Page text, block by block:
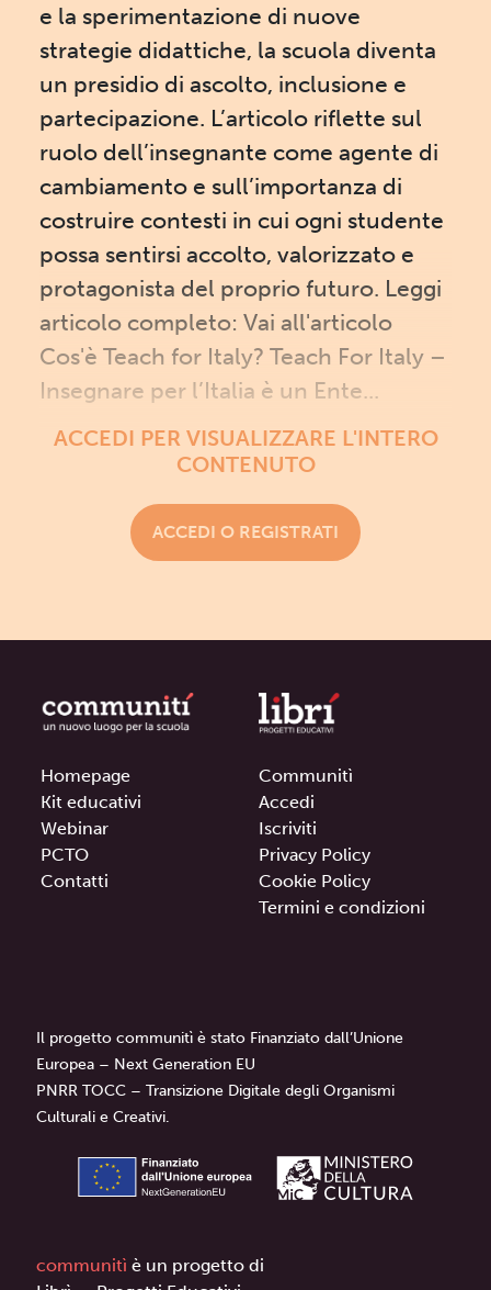
e la sperimentazione di nuove
strategie didattiche, la scuola diventa
un presidio di ascolto, inclusione e
partecipazione. L’articolo riflette sul
ruolo dell’insegnante come agente di
cambiamento e sull’importanza di
costruire contesti in cui ogni studente
possa sentirsi accolto, valorizzato e
protagonista del proprio futuro. Leggi
articolo completo: Vai all'articolo
Cos'è Teach for Italy? Teach For Italy –
Insegnare per l’Italia è un Ente...
ACCEDI PER VISUALIZZARE L'INTERO
CONTENUTO
ACCEDI O REGISTRATI
Homepage
Kit educativi
Webinar
PCTO
Contatti
Communitì
Accedi
Iscriviti
Privacy Policy
Cookie Policy
Termini e condizioni
Il progetto communitì è stato Finanziato dall’Unione
Europea – Next Generation EU
PNRR TOCC – Transizione Digitale degli Organismi
Culturali e Creativi.
communitì è un progetto di